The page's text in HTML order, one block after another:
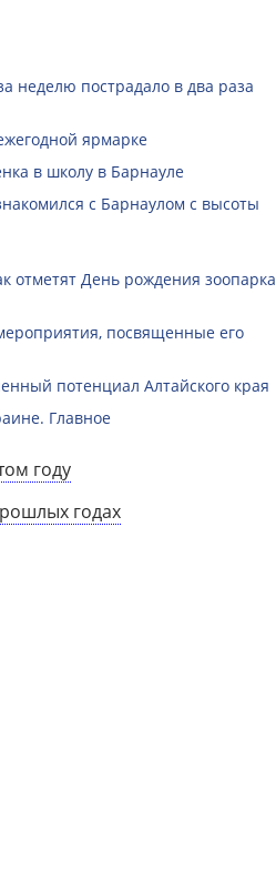
неделю пострадало в два раза
ярмарке
в школу в Барнауле
с Барнаулом с высоты
отметят День рождения зоопарка
посвященные его
потенциал Алтайского края
Главное
году
годах